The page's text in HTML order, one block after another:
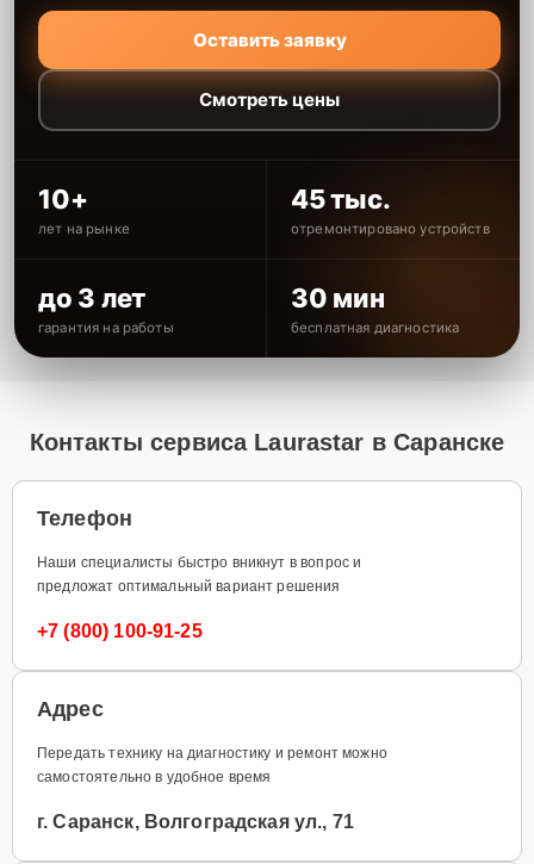
Оставить заявку
Смотреть цены
10+
лет на рынке
45 тыс.
отремонтировано устройств
до 3 лет
гарантия на работы
30 мин
бесплатная диагностика
Контакты сервиса Laurastar в Саранске
Телефон
Наши специалисты быстро вникнут в вопрос и
предложат оптимальный вариант решения
+7 (800) 100-91-25
Адрес
Передать технику на диагностику и ремонт можно
самостоятельно в удобное время
г. Саранск, Волгоградская ул., 71